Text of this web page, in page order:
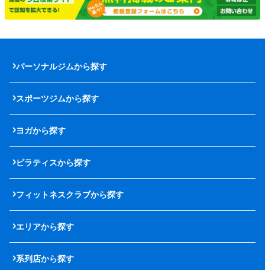
パーソナルジムから探す
スポーツジムから探す
ヨガから探す
ピラティスから探す
フィットネスクラブから探す
エリアから探す
系列店から探す